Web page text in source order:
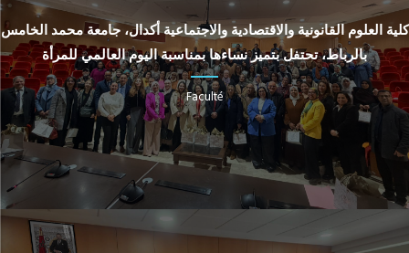
كلية العلوم القانونية والاقتصادية والاجتماعية أكدال، جامعة محمد الخامس
بالرباط، تحتفل بتميز نساءها بمناسبة اليوم العالمي للمرأة
Faculté